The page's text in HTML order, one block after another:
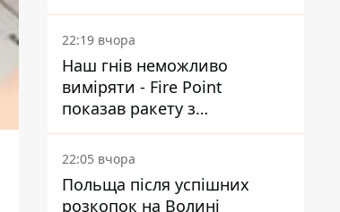
Reuters розкрили деталі
22:19 вчора
Наш гнів неможливо
виміряти - Fire Point
показав ракету з
загадковою позначкою 723
22:05 вчора
Польща після успішних
розкопок на Волині